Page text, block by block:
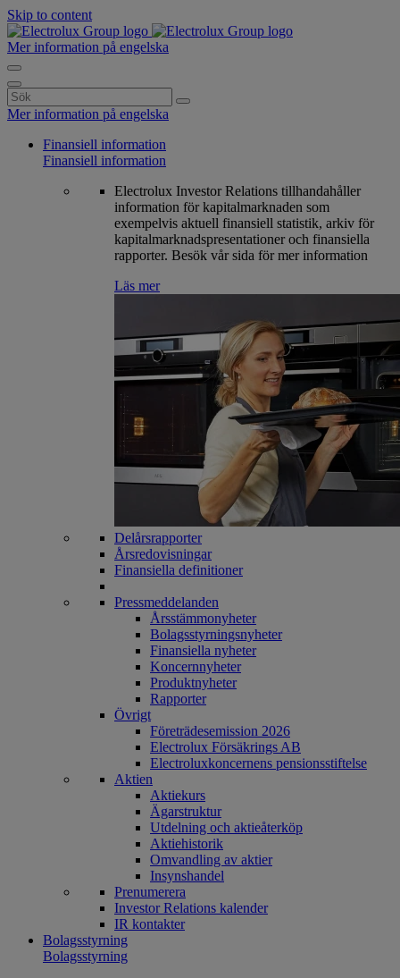
Skip to content
Mer information på engelska
Search
for:
Mer information på engelska
Finansiell information
Finansiell information
Electrolux Investor Relations tillhandahåller
information för kapitalmarknaden som
exempelvis aktuell finansiell statistik, arkiv för
kapitalmarknadspresentationer och finansiella
rapporter. Besök vår sida för mer information
Läs mer
Delårsrapporter
Årsredovisningar
Finansiella definitioner
Pressmeddelanden
Årsstämmonyheter
Bolagsstyrningsnyheter
Finansiella nyheter
Koncernnyheter
Produktnyheter
Rapporter
Övrigt
Företrädesemission 2026
Electrolux Försäkrings AB
Electroluxkoncernens pensionsstiftelse
Aktien
Aktiekurs
Ägarstruktur
Utdelning och aktieåterköp
Aktiehistorik
Omvandling av aktier
Insynshandel
Prenumerera
Investor Relations kalender
IR kontakter
Bolagsstyrning
Bolagsstyrning